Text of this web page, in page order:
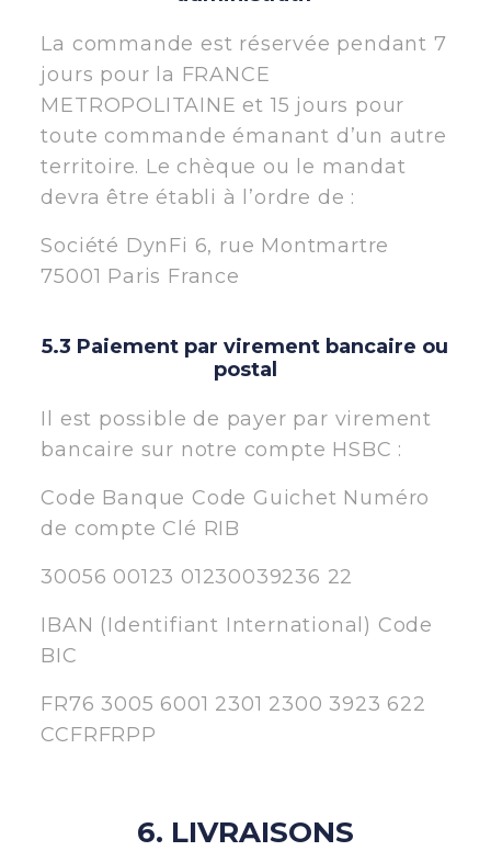
La commande est réservée pendant 7
jours pour la FRANCE
METROPOLITAINE et 15 jours pour
toute commande émanant d’un autre
territoire. Le chèque ou le mandat
devra être établi à l’ordre de :
Société DynFi 6, rue Montmartre
75001 Paris France
5.3 Paiement par virement bancaire ou
postal
Il est possible de payer par virement
bancaire sur notre compte HSBC :
Code Banque Code Guichet Numéro
de compte Clé RIB
30056 00123 01230039236 22
IBAN (Identifiant International) Code
BIC
FR76 3005 6001 2301 2300 3923 622
CCFRFRPP
6. LIVRAISONS